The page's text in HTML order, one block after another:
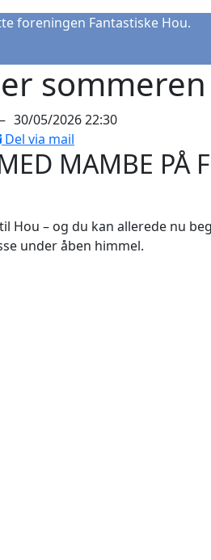
foreningen Fantastiske Hou.
– 30/05/2026 22:30
Del via mail
MAMBE PÅ
Hou – og du kan allerede nu
under åben himmel.